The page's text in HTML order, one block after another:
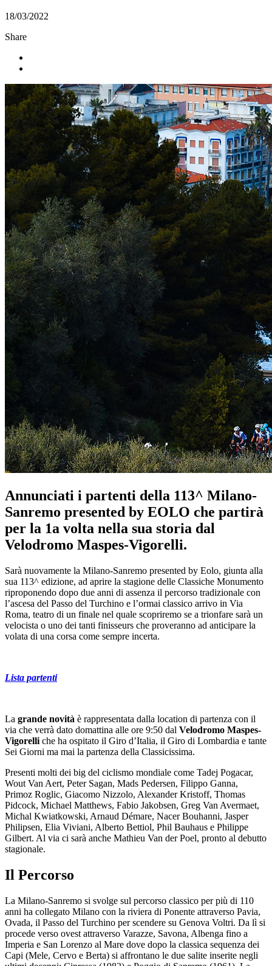
18/03/2022
Share
Annunciati i partenti della 113^ Milano-
Sanremo presented by EOLO che partirà
per la 1a volta nella sua storia dal
Velodromo Maspes-Vigorelli.
Sarà nuovamente la Milano-Sanremo presented by Eolo, giunta alla
sua 113^ edizione, ad aprire la stagione delle Classiche Monumento
riproponendo dopo due anni di assenza il percorso tradizionale con
l’ascesa del Passo del Turchino e l’ormai classico arrivo in Via
Roma, teatro di un finale nel quale scopriremo se a trionfare sarà un
velocista o uno dei tanti finisseurs che proveranno ad anticipare la
volata di una corsa come sempre incerta.
Lista partenti
La grande novità è rappresentata dalla location di partenza con il
via che verrà dato domattina alle ore 9:50 dal Velodromo Maspes-
Vigorelli che ha ospitato il Giro d’Italia, il Giro di Lombardia e tante
Sei Giorni ma mai la partenza della Classicissima.
Presenti molti dei big del ciclismo mondiale come Tadej Pogacar,
Wout Van Aert, Peter Sagan, Mads Pedersen, Filippo Ganna,
Primoz Roglic, Giacomo Nizzolo, Alexander Kristoff, Thomas
Pidcock, Michael Matthews, Fabio Jakobsen, Greg Van Avermaet,
Michal Kwiatkowski, Arnaud Démare, Nacer Bouhanni, Jasper
Philipsen, Elia Viviani, Alberto Bettiol, Phil Bauhaus e Philippe
Gilbert. Al via ci sarà anche Mathieu Van der Poel, pronto al debutto
stagionale.
Il Percorso
La Milano-Sanremo si svolge sul percorso classico per più di 110
anni ha collegato Milano con la riviera di Ponente attraverso Pavia,
Ovada, il Passo del Turchino per scendere su Genova Voltri. Da lì si
procede verso ovest attraverso Varazze, Savona, Albenga fino a
Imperia e San Lorenzo al Mare dove dopo la classica sequenza dei
Capi (Mele, Cervo e Berta) si affrontano le due salite inserite negli